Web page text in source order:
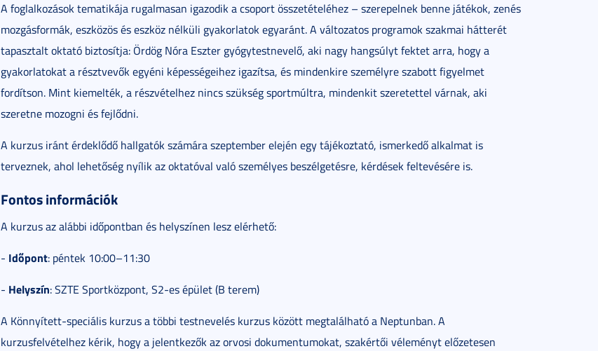
A foglalkozások tematikája rugalmasan igazodik a csoport összetételéhez – szerepelnek benne játékok, zenés
mozgásformák, eszközös és eszköz nélküli gyakorlatok egyaránt. A változatos programok szakmai hátterét
tapasztalt oktató biztosítja: Ördög Nóra Eszter gyógytestnevelő, aki nagy hangsúlyt fektet arra, hogy a
gyakorlatokat a résztvevők egyéni képességeihez igazítsa, és mindenkire személyre szabott figyelmet
fordítson. Mint kiemelték, a részvételhez nincs szükség sportmúltra, mindenkit szeretettel várnak, aki
szeretne mozogni és fejlődni.
A kurzus iránt érdeklődő hallgatók számára szeptember elején egy tájékoztató, ismerkedő alkalmat is
terveznek, ahol lehetőség nyílik az oktatóval való személyes beszélgetésre, kérdések feltevésére is.
Fontos információk
A kurzus az alábbi időpontban és helyszínen lesz elérhető:
- Időpont: péntek 10:00–11:30
- Helyszín: SZTE Sportközpont, S2-es épület (B terem)
A Könnyített-speciális kurzus a többi testnevelés kurzus között megtalálható a Neptunban. A
kurzusfelvételhez kérik, hogy a jelentkezők az orvosi dokumentumokat, szakértői véleményt előzetesen